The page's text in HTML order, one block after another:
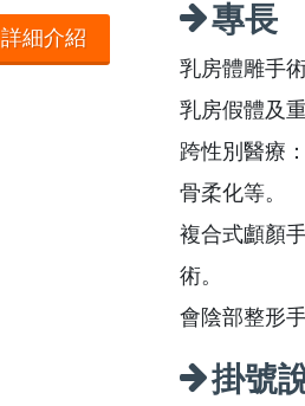
詳細介紹 專長
乳房體雕手
乳房假體及
跨性別醫療
骨柔化等。
複合式顱顏
術。
會陰部整形
掛號